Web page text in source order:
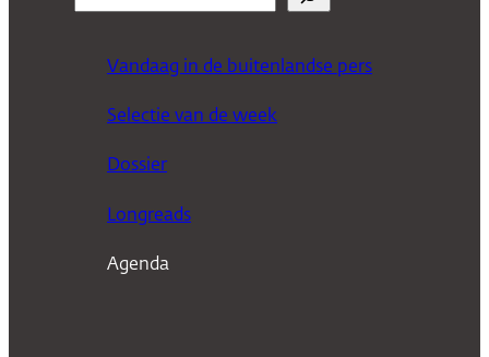
Vandaag in de buitenlandse pers
Selectie van de week
Dossier
Longreads
Agenda